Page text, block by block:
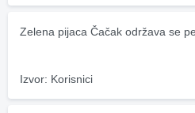
Zelena pijaca Čačak održava se
Izvor: Korisnici